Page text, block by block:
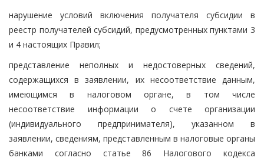
нарушение условий включения получателя субсидии в
реестр получателей субсидий, предусмотренных пунктами 3
и 4 настоящих Правил;
представление неполных и недостоверных сведений,
содержащихся в заявлении, их несоответствие данным,
имеющимся в налоговом органе, в том числе
несоответствие информации о счете организации
(индивидуального предпринимателя), указанном в
заявлении, сведениям, представленным в налоговые органы
банками согласно статье 86 Налогового кодекса